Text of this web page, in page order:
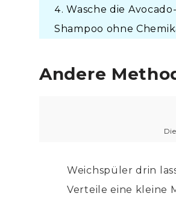
Wasche die
Shampoo ohne
Andere
Weichspüler drin
Verteile eine kleine